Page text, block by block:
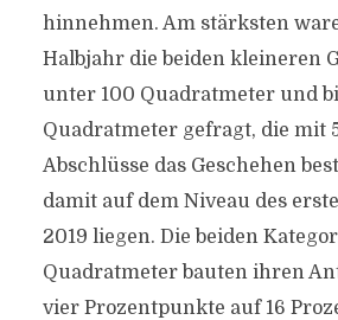
hinnehmen. Am stärksten
Halbjahr die beiden kleineren
unter 100 Quadratmeter und
Quadratmeter gefragt, die mit
Abschlüsse das Geschehen
damit auf dem Niveau des
2019 liegen. Die beiden
Quadratmeter bauten ihren
vier Prozentpunkte auf 16